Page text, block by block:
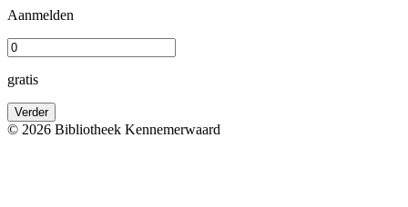
Aanmelden
gratis
Verder
© 2026 Bibliotheek Kennemerwaard